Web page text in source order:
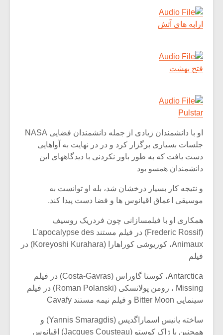
ارابه های آتش
فتح بهشت
Pulstar
او با دانشمندان زیادی از جمله دانشمندان فضایی NASA
جلسات بسیاری برگزار کرد و در در نهایت به آواهایی
دست یافت که به طور باور نکردنی با دیدگاههای این
دانشمندان همسو بود
و نتیجه کار بسیار درخشان شد، بله او توانست به
موسیقی اعماق اقیانوس ها و فضا دست پیدا کند.
همکاری او با فیلمسازانی چون فردریک روسیف
(Frederic Rossif) در فیلم مستند L’apocalypse des
Animaux، کوریوشی کوراهارا (Koreyoshi Kurahara) در
فیلم
Antarctica، کوستا گاوراس (Costa-Gavras) در فیلم
Missing ، رومن پولانسکی (Roman Polanski) در فیلم
سینمایی Bitter Moon و فیلم نیمه مستند Cavafy
ساخته یانیس اسماراگدیس (Yannis Smaragdis) و
همچنین با ژاک کوستو (Jacques Cousteau) اقیانوس
شیش و نیم»
اگر نمی توانی
مشهورترین باشی،
موسیقی